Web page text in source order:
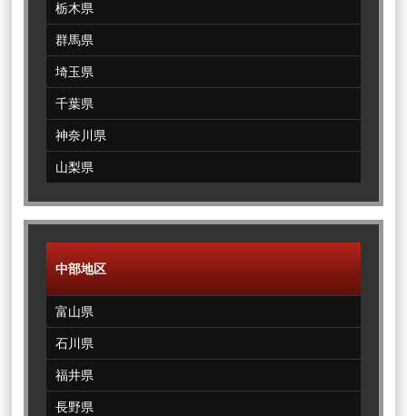
栃木県
群馬県
埼玉県
千葉県
神奈川県
山梨県
中部地区
富山県
石川県
福井県
長野県